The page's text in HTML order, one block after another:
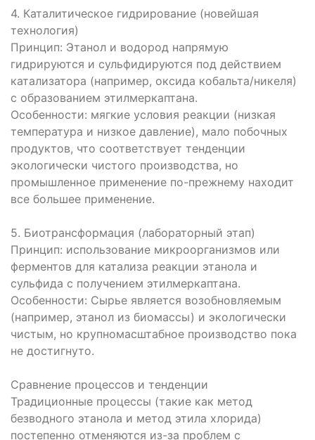
4. Каталитическое гидрирование (новейшая
технология)
Принцип: Этанол и водород напрямую
гидрируются и сульфидируются под действием
катализатора (например, оксида кобальта/никеля)
с образованием этилмеркаптана.
Особенности: мягкие условия реакции (низкая
температура и низкое давление), мало побочных
продуктов, что соответствует тенденции
экологически чистого производства, но
промышленное применение по-прежнему находит
все большее применение.
5. Биотрансформация (лабораторный этап)
Принцип: использование микроорганизмов или
ферментов для катализа реакции этанола и
сульфида с получением этилмеркаптана.
Особенности: Сырье является возобновляемым
(например, этанол из биомассы) и экологически
чистым, но крупномасштабное производство пока
не достигнуто.
Сравнение процессов и тенденции
Традиционные процессы (такие как метод
безводного этанола и метод этила хлорида)
постепенно отменяются из-за проблем с